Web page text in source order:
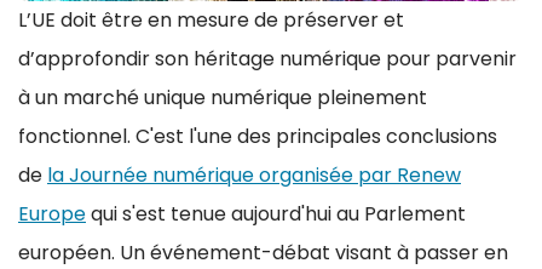
L’UE doit être en mesure de préserver et
d’approfondir son héritage numérique pour parvenir
à un marché unique numérique pleinement
fonctionnel. C'est l'une des principales conclusions
de la Journée numérique organisée par Renew
Europequi s'est tenue aujourd'hui au Parlement
européen. Un événement-débat visant à passer en